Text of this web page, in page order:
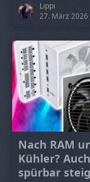
Lippi
27. März
Nach RAM
Kühler?
spürbar